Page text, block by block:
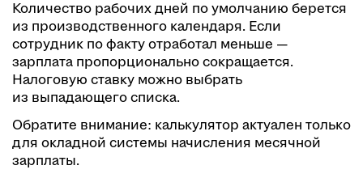
Количество рабочих дней по умолчанию берется
из производственного календаря. Если
сотрудник по факту отработал меньше —
зарплата пропорционально сокращается.
Налоговую ставку можно выбрать
из выпадающего списка.
Обратите внимание: калькулятор актуален только
для окладной системы начисления месячной
зарплаты.